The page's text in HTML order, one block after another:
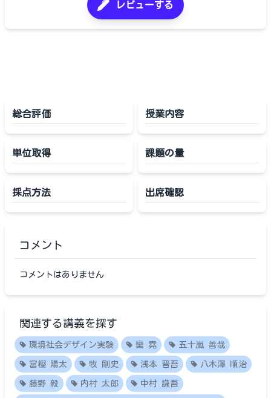
レビューする
総合評価 授業内容
単位取得 課題の量
採点方法 出席確認
コメント
コメントはありません
関連する講義を探す
環境社会デザイン実験 欒 堯 五十嵐 善哉
富樫 陽太 牧 剛史 浅本 晋吾 八木澤 順治
藤野 毅 内村 太郎 中村 謙吾